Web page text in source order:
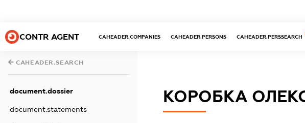
CONTR AGENT CAHEADER.COMPANIES CAHEADER.PERSONS CAHEADER.PERSSEARCH
CAHEADER.SEARCH
document.dossier
document.statements
КОРОБКА